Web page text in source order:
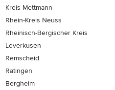
Kreis Mettmann
Rhein-Kreis Neuss
Rheinisch-Bergischer Kreis
Leverkusen
Remscheid
Ratingen
Bergheim